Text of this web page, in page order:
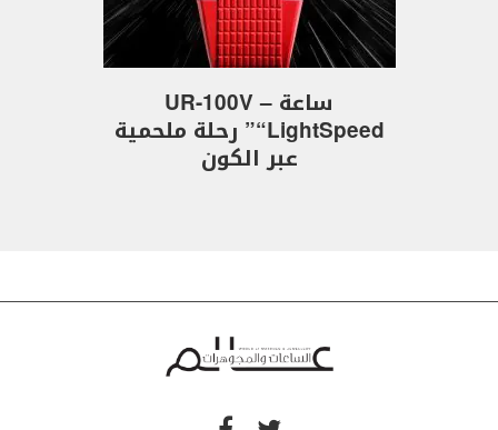
ساعة UR-100V –
“LightSpeed” رحلة ملحمية
عبر الكون